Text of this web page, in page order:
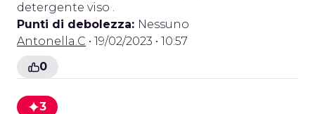
detergente viso .
Punti di debolezza: Nessuno
Antonella.C • 19/02/2023 • 10:57
0
3